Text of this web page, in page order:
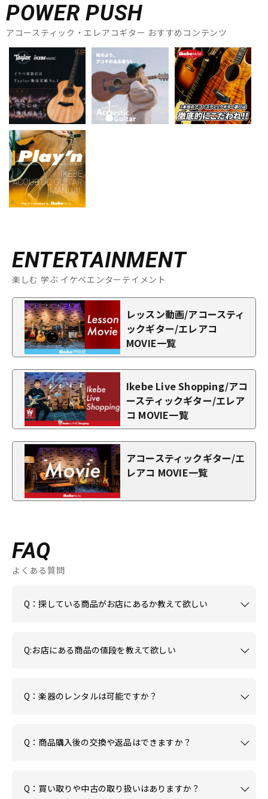
POWER PUSH
アコースティック・エレアコギター おすすめコンテンツ
ENTERTAINMENT
楽しむ 学ぶ イケベエンターテイメント
レッスン動画/アコースティ
ックギター/エレアコ
MOVIE一覧
Ikebe Live Shopping/アコ
ースティックギター/エレア
コ MOVIE一覧
アコースティックギター/エ
レアコ MOVIE一覧
FAQ
よくある質問
Q：探している商品がお店にあるか教えて欲しい
Q:お店にある商品の値段を教えて欲しい
Q：楽器のレンタルは可能ですか？
Q：商品購入後の交換や返品はできますか？
Q：買い取りや中古の取り扱いはありますか？